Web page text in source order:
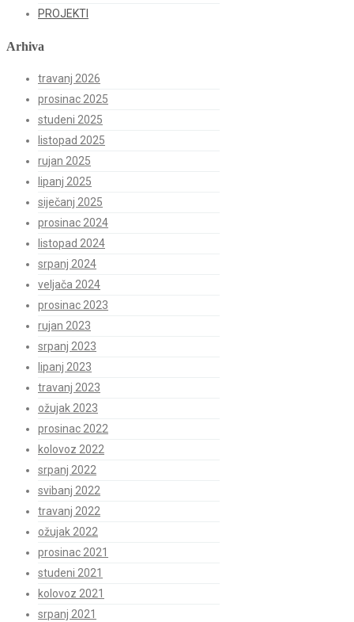
PROJEKTI
Arhiva
travanj 2026
prosinac 2025
studeni 2025
listopad 2025
rujan 2025
lipanj 2025
siječanj 2025
prosinac 2024
listopad 2024
srpanj 2024
veljača 2024
prosinac 2023
rujan 2023
srpanj 2023
lipanj 2023
travanj 2023
ožujak 2023
prosinac 2022
kolovoz 2022
srpanj 2022
svibanj 2022
travanj 2022
ožujak 2022
prosinac 2021
studeni 2021
kolovoz 2021
srpanj 2021